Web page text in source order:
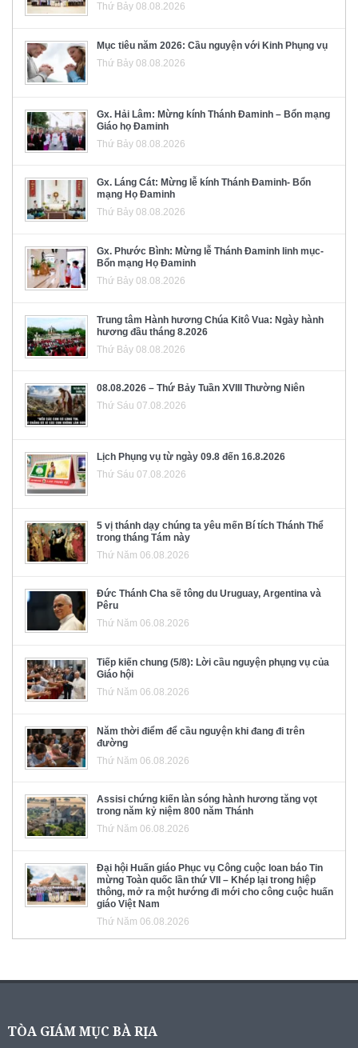
Thứ Bảy 08.08.2026
Mục tiêu năm 2026: Cầu nguyện với Kinh Phụng vụ
Thứ Bảy 08.08.2026
Gx. Hải Lâm: Mừng kính Thánh Đaminh – Bổn mạng
Giáo họ Đaminh
Thứ Bảy 08.08.2026
Gx. Láng Cát: Mừng lễ kính Thánh Đaminh- Bổn
mạng Họ Đaminh
Thứ Bảy 08.08.2026
Gx. Phước Bình: Mừng lễ Thánh Đaminh linh mục-
Bổn mạng Họ Đaminh
Thứ Bảy 08.08.2026
Trung tâm Hành hương Chúa Kitô Vua: Ngày hành
hương đầu tháng 8.2026
Thứ Bảy 08.08.2026
08.08.2026 – Thứ Bảy Tuần XVIII Thường Niên
Thứ Sáu 07.08.2026
Lịch Phụng vụ từ ngày 09.8 đến 16.8.2026
Thứ Sáu 07.08.2026
5 vị thánh dạy chúng ta yêu mến Bí tích Thánh Thể
trong tháng Tám này
Thứ Năm 06.08.2026
Đức Thánh Cha sẽ tông du Uruguay, Argentina và
Pêru
Thứ Năm 06.08.2026
Tiếp kiến chung (5/8): Lời cầu nguyện phụng vụ của
Giáo hội
Thứ Năm 06.08.2026
Năm thời điểm để cầu nguyện khi đang đi trên
đường
Thứ Năm 06.08.2026
Assisi chứng kiến làn sóng hành hương tăng vọt
trong năm kỷ niệm 800 năm Thánh
Thứ Năm 06.08.2026
Đại hội Huấn giáo Phục vụ Công cuộc loan báo Tin
mừng Toàn quốc lần thứ VII – Khép lại trong hiệp
thông, mở ra một hướng đi mới cho công cuộc huấn
giáo Việt Nam
Thứ Năm 06.08.2026
TÒA GIÁM MỤC BÀ RỊA